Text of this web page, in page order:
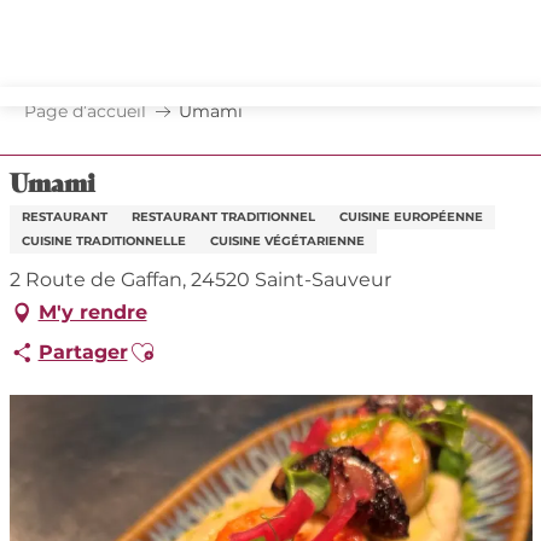
principal
Page d’accueil Umami
Umami
RESTAURANT RESTAURANT TRADITIONNEL
CUISINE EUROPÉENNE
CUISINE TRADITIONNELLE
CUISINE VÉGÉTARIENNE
2 Route de Gaffan, 24520 Saint-Sauveur
M'y rendre
PartagerAjouter aux favoris